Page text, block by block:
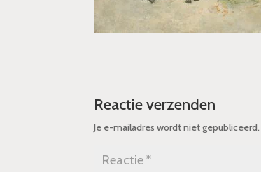
Reactie verzenden
Je e-mailadres wordt niet gepubliceerd.